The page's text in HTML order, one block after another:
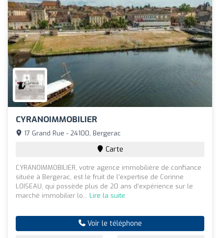
CYRANOIMMOBILIER
17 Grand Rue - 24100, Bergerac
Carte
CYRANOIMMOBILIER, votre agence immobilière de confiance
située à Bergerac, est le fruit de l’expertise de Corinne
LOISEAU, qui possède plus de 20 ans d’expérience sur le
marché immobilier lo... Lire la suite
Voir le téléphone